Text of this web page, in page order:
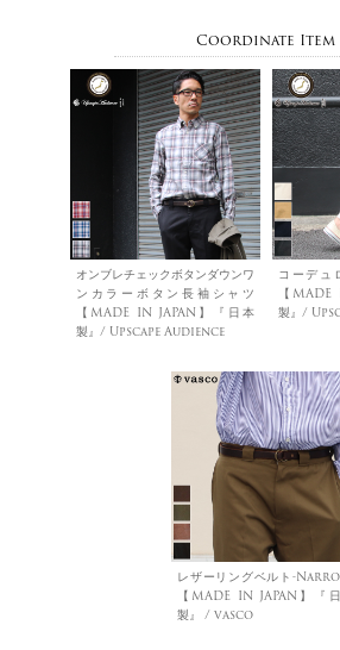
Coordinate Item
オンブレチェックボタンダウンワ
ンカラーボタン長袖シャツ
【MADE IN JAPAN】『日本
製』/ Upscape Audience
コーデュ
【
製』/
レザーリングベルト-
【MADE IN JAPAN】『
製』 / vasco